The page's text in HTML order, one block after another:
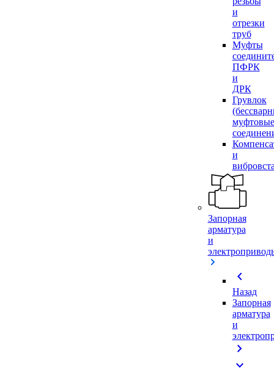
и
отрезки
труб
Муфты
ПФРК
и
ДРК
Грувлок
муфтовые
и
Запорная
арматура
и
chevron_left
Назад
Запорная
арматура
и
chevron_right
expand_more